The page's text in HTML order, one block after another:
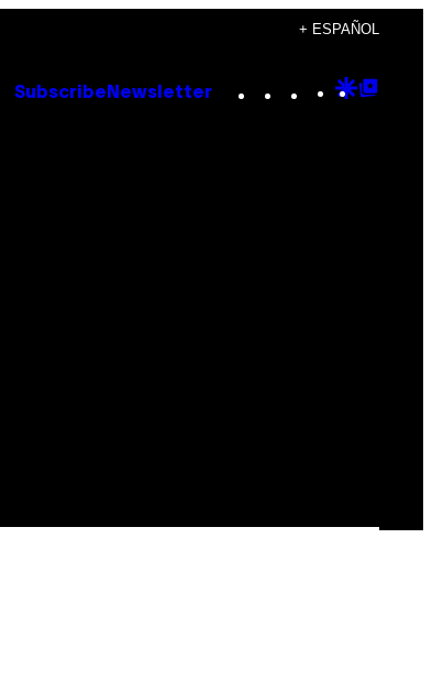
+ ESPAÑOL
Subscribe Newsletter Instagram
TikTok
YouTube
Google